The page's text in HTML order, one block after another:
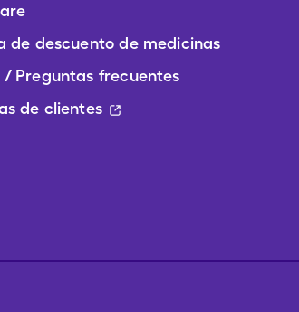
de descuento de medicinas
/ Preguntas frecuentes
de clientes